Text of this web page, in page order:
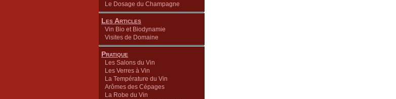
Le Dosage du Champagne
Les Articles
Vin Bio et Biodynamie
Visites de Domaine
Pratique
Les Salons du Vin
Les Verres à Vin
La Température du Vin
Arômes des Cépages
La Robe du Vin